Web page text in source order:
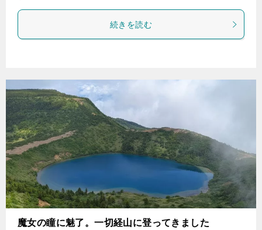
続きを読む
魔女の瞳に魅了。一切経山に登ってきました